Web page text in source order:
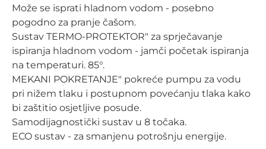
Može se isprati hladnom vodom - posebno
pogodno za pranje čašom.
Sustav TERMO-PROTEKTOR" za sprječavanje
ispiranja hladnom vodom - jamči početak ispiranja
na temperaturi. 85°.
MEKANI POKRETANJE" pokreće pumpu za vodu
pri nižem tlaku i postupnom povećanju tlaka kako
bi zaštitio osjetljive posude.
Samodijagnostički sustav u 8 točaka.
ECO sustav - za smanjenu potrošnju energije.